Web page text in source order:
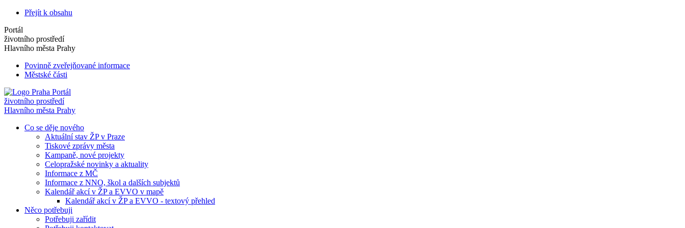
Přejít k obsahu
Portál
životního prostředí
Hlavního města Prahy
Povinně zveřejňované informace
Městské části
Portál
životního prostředí
Hlavního města Prahy
Co se děje nového
Aktuální stav ŽP v Praze
Tiskové zprávy města
Kampaně, nové projekty
Celopražské novinky a aktuality
Informace z MČ
Informace z NNO, škol a dalších subjektů
Kalendář akcí v ŽP a EVVO v mapě
Kalendář akcí v ŽP a EVVO - textový přehled
Něco potřebuji
Potřebuji zařídit